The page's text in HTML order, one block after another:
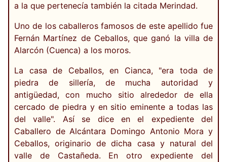
a la que pertenecía también la citada Merindad.
Uno de los caballeros famosos de este apellido fue
Fernán Martínez de Ceballos, que ganó la villa de
Alarcón (Cuenca) a los moros.
La casa de Ceballos, en Cianca, "era toda de
piedra de sillería, de mucha autoridad y
antigüedad, con mucho sitio alrededor de ella
cercado de piedra y en sitio eminente a todas las
del valle". Así se dice en el expediente del
Caballero de Alcántara Domingo Antonio Mora y
Ceballos, originario de dicha casa y natural del
valle de Castañeda. En otro expediente del